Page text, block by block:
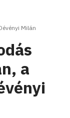
Milán
a